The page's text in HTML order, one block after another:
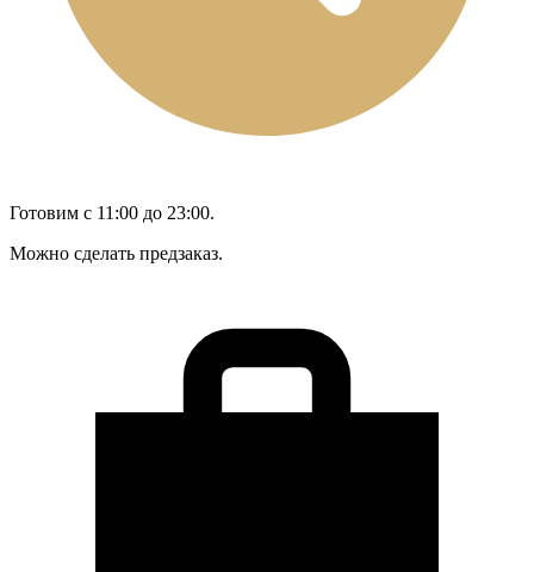
Готовим с 11:00 до 23:00.
Можно сделать предзаказ.